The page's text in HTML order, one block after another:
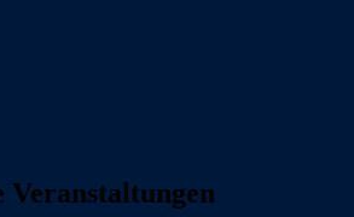
Veranstaltungen